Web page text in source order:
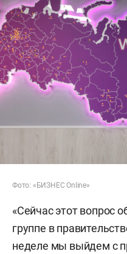
Фото: «БИЗНЕС Online»
«Сейчас этот вопрос
группе в
неделе мы выйдем с